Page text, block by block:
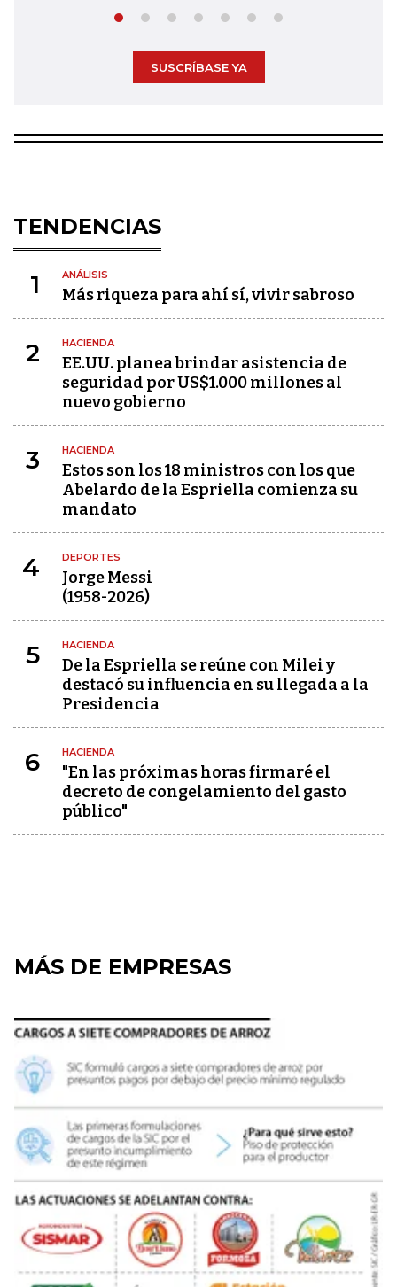
SUSCRÍBASE YA
TENDENCIAS
1 ANÁLISIS
Más riqueza para ahí sí, vivir sabroso
2 HACIENDA
EE.UU. planea brindar asistencia de
seguridad por US$1.000 millones al
nuevo gobierno
3 HACIENDA
Estos son los 18 ministros con los que
Abelardo de la Espriella comienza su
mandato
4 DEPORTES
Jorge Messi
(1958-2026)
5 HACIENDA
De la Espriella se reúne con Milei y
destacó su influencia en su llegada a la
Presidencia
6 HACIENDA
"En las próximas horas firmaré el
decreto de congelamiento del gasto
público"
MÁS DE EMPRESAS